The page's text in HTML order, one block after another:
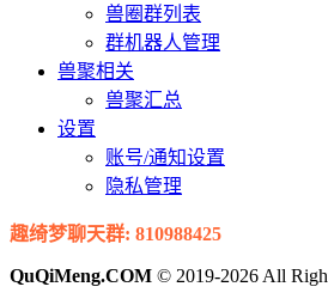
兽圈群列表
群机器人管理
兽聚相关
兽聚汇总
设置
账号/通知设置
隐私管理
趣绮梦聊天群: 810988425
QuQiMeng.COM © 2019-2026 All